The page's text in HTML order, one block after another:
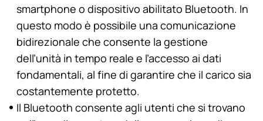
smartphone o dispositivo abilitato Bluetooth. In
questo modo è possibile una comunicazione
bidirezionale che consente la gestione
dell’unità in tempo reale e l’accesso ai dati
fondamentali, al fine di garantire che il carico sia
costantemente protetto.
Il Bluetooth consente agli utenti che si trovano